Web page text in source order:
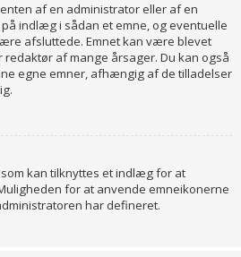
af en administrator eller af en
indlæg i sådan et emne, og eventuelle
afsluttede. Emnet kan være blevet
af mange årsager. Du kan også
egne emner, afhængig af de tilladelser
kan tilknyttes et indlæg for at
for at anvende emneikonerne
har defineret.